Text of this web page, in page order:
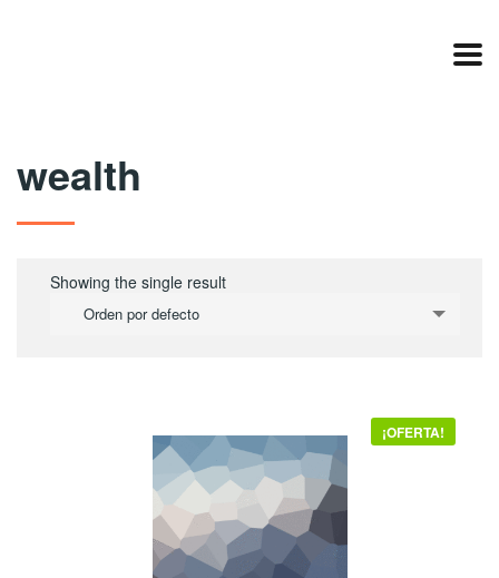
wealth
Showing the single result
Orden por defecto
¡OFERTA!